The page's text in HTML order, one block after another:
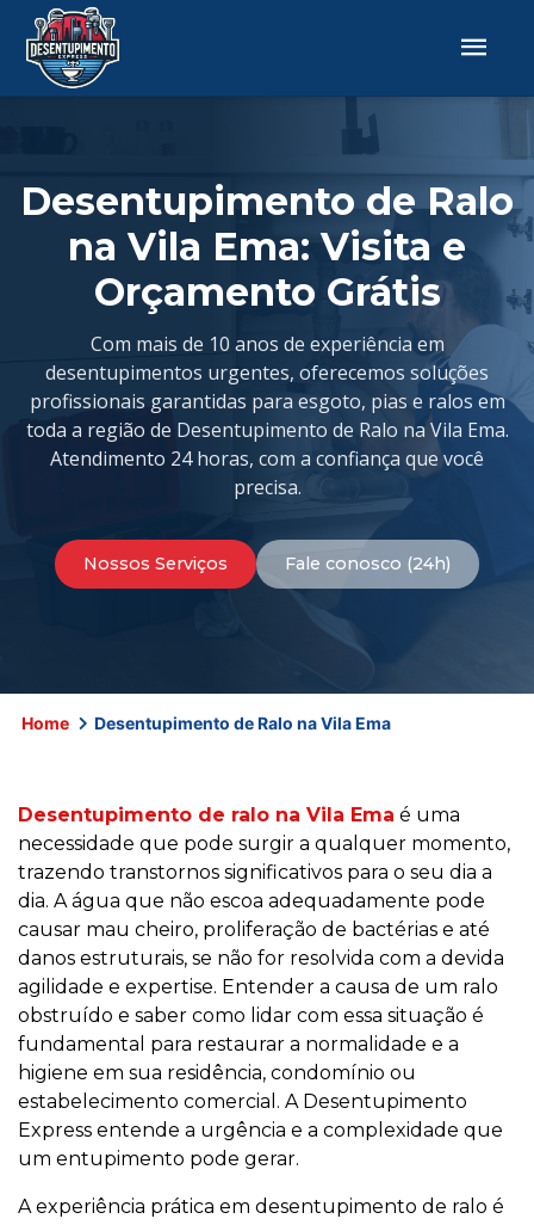
Desentupimento de Ralo
na Vila Ema: Visita e
Orçamento Grátis
Com mais de 10 anos de experiência em
desentupimentos urgentes, oferecemos soluções
profissionais garantidas para esgoto, pias e ralos em
toda a região de Desentupimento de Ralo na Vila Ema.
Atendimento 24 horas, com a confiança que você
precisa.
Nossos Serviços Fale conosco (24h)
Home Desentupimento de Ralo na Vila Ema
Desentupimento de ralo na Vila Ema é uma
necessidade que pode surgir a qualquer momento,
trazendo transtornos significativos para o seu dia a
dia. A água que não escoa adequadamente pode
causar mau cheiro, proliferação de bactérias e até
danos estruturais, se não for resolvida com a devida
agilidade e expertise. Entender a causa de um ralo
obstruído e saber como lidar com essa situação é
fundamental para restaurar a normalidade e a
higiene em sua residência, condomínio ou
estabelecimento comercial. A Desentupimento
Express entende a urgência e a complexidade que
um entupimento pode gerar.
A experiência prática em desentupimento de ralo é